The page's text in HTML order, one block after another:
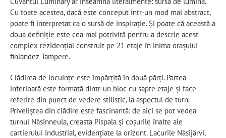
Cu toate acestea, dacă este conceput într-un mod mai abstract,
poate fi interpretat ca o sursă de inspirație. Și poate că această a
doua definiție este cea mai potrivită pentru a descrie acest
complex rezidențial construit pe 21 etaje în inima orașului
finlandez Tampere.
Clădirea de locuințe este împărțită în două părți. Partea
inferioară este formată dintr-un bloc cu șapte etaje și face
referire din punct de vedere stilistic, la aspectul de turn.
Priveliștea din clădire este fascinantă: de aici se pot vedea
turnul Näsinneula, creasta Pispala și coșurile înalte ale
cartierului industrial, evidențiate la orizont. Lacurile Näsijärvi,